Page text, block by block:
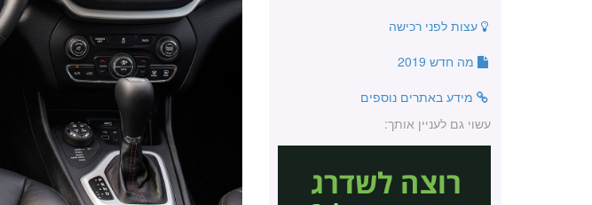
עצות לפני רכישה
מה חדש 2019
מידע באתרים נוספים
עשוי גם לעניין אותך: